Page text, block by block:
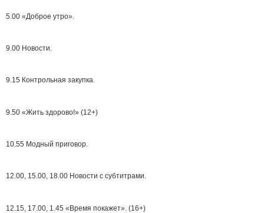
5.00 «Доброе утро».
9.00 Новости.
9.15 Контрольная закупка.
9.50 «Жить здорово!» (12+)
10.55 Модный приговор.
12.00, 15.00, 18.00 Новости с субтитрами.
12.15, 17.00, 1.45 «Время покажет». (16+)